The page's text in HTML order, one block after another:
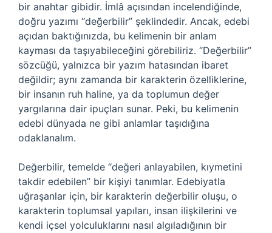
bir anahtar gibidir. İmlâ açısından incelendiğinde,
doğru yazımı “değerbilir” şeklindedir. Ancak, edebi
açıdan baktığınızda, bu kelimenin bir anlam
kayması da taşıyabileceğini görebiliriz. “Değerbilir”
sözcüğü, yalnızca bir yazım hatasından ibaret
değildir; aynı zamanda bir karakterin özelliklerine,
bir insanın ruh haline, ya da toplumun değer
yargılarına dair ipuçları sunar. Peki, bu kelimenin
edebi dünyada ne gibi anlamlar taşıdığına
odaklanalım.
Değerbilir, temelde “değeri anlayabilen, kıymetini
takdir edebilen” bir kişiyi tanımlar. Edebiyatla
uğraşanlar için, bir karakterin değerbilir oluşu, o
karakterin toplumsal yapıları, insan ilişkilerini ve
kendi içsel yolculuklarını nasıl algıladığının bir